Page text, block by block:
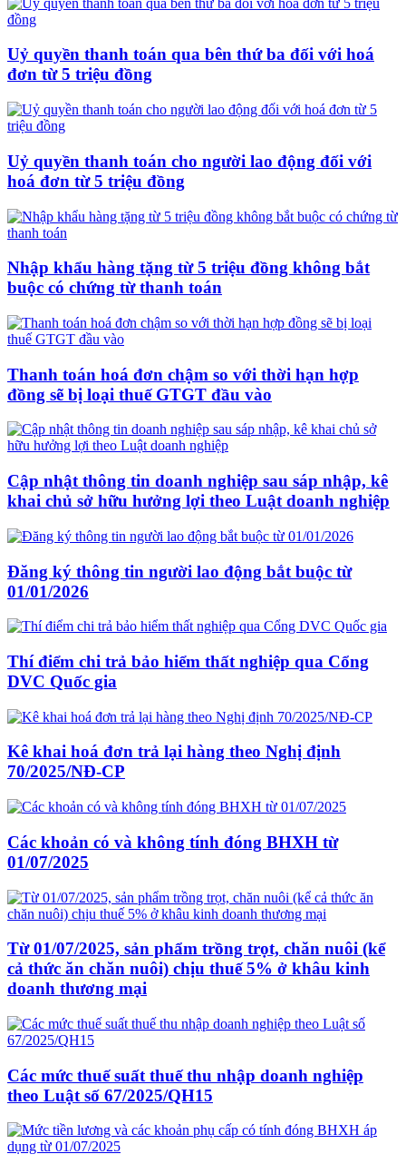
Uỷ quyền thanh toán qua bên thứ ba đối với hoá
đơn từ 5 triệu đồng
Uỷ quyền thanh toán cho người lao động đối với
hoá đơn từ 5 triệu đồng
Nhập khẩu hàng tặng từ 5 triệu đồng không bắt
buộc có chứng từ thanh toán
Thanh toán hoá đơn chậm so với thời hạn hợp
đồng sẽ bị loại thuế GTGT đầu vào
Cập nhật thông tin doanh nghiệp sau sáp nhập, kê
khai chủ sở hữu hưởng lợi theo Luật doanh nghiệp
Đăng ký thông tin người lao động bắt buộc từ
01/01/2026
Thí điểm chi trả bảo hiểm thất nghiệp qua Cổng
DVC Quốc gia
Kê khai hoá đơn trả lại hàng theo Nghị định
70/2025/NĐ-CP
Các khoản có và không tính đóng BHXH từ
01/07/2025
Từ 01/07/2025, sản phẩm trồng trọt, chăn nuôi (kể
cả thức ăn chăn nuôi) chịu thuế 5% ở khâu kinh
doanh thương mại
Các mức thuế suất thuế thu nhập doanh nghiệp
theo Luật số 67/2025/QH15